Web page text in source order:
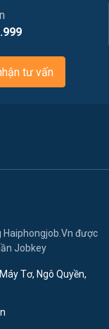
tư vấn
được
Jobkey
Tơ, Ngô Quyền,